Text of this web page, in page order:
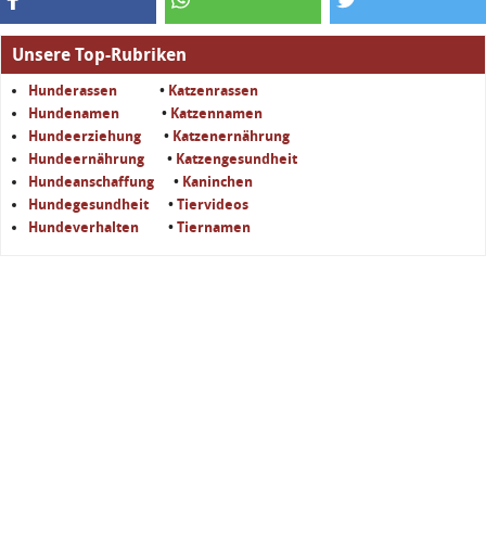
Unsere Top-Rubriken
Hunderassen • Katzenrassen
Hundenamen
• Katzennamen
Hundeerziehung • Katzenernährung
Hundeernährung • Katzengesundheit
Hundeanschaffung • Kaninchen
Hundegesundheit • Tiervideos
Hundeverhalten • Tiernamen